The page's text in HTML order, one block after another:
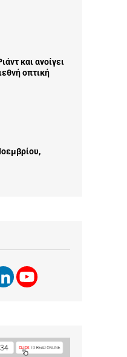
και ανοίγει
οπτική